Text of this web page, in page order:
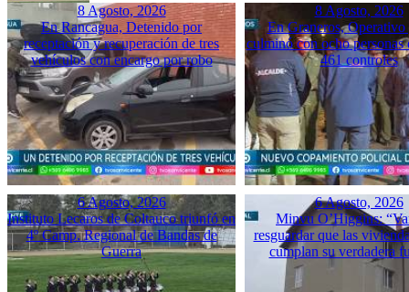
8 Agosto, 2026
En Rancagua, Detenido por
receptación y recuperación de tres
vehículos con encargo por robo
8 Agosto, 2026
En Graneros,
culminó con ocho personas
461 controles
6 Agosto, 2026
Instituto Lecaros de Coltauco triunfó en
4º Camp. Regional de Bandas de
Guerra
6 Agosto, 2026
Minvu O’Higgins:
resguardar que las
cumplan su verdadera